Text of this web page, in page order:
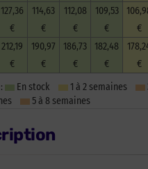
127,36
€
114,63
€
112,08
€
109,53
€
€
212,19
€
190,97
€
186,73
€
182,48
€
€
En stock 1 à 2 semaines
5 à 8 semaines